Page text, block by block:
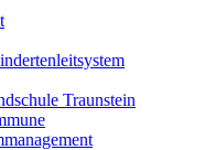
Traunstein